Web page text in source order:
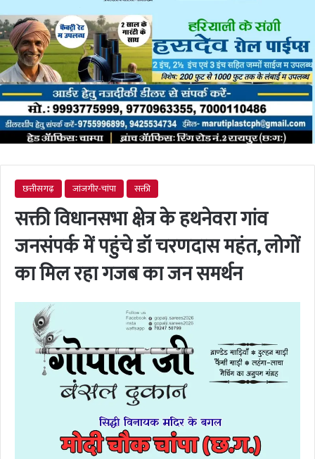
छत्तीसगढ़ जांजगीर-चांपा सक्ती
सक्ती विधानसभा क्षेत्र के हथनेवरा गांव
जनसंपर्क में पहुंचे डॉ चरणदास महंत, लोगों
का मिल रहा गजब का जन समर्थन